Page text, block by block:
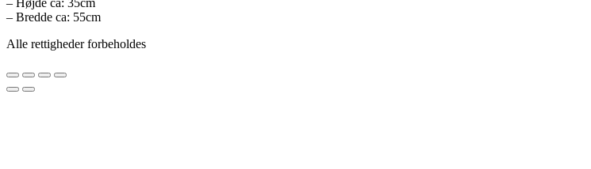
– Bredde ca: 55cm
Alle rettigheder forbeholdes